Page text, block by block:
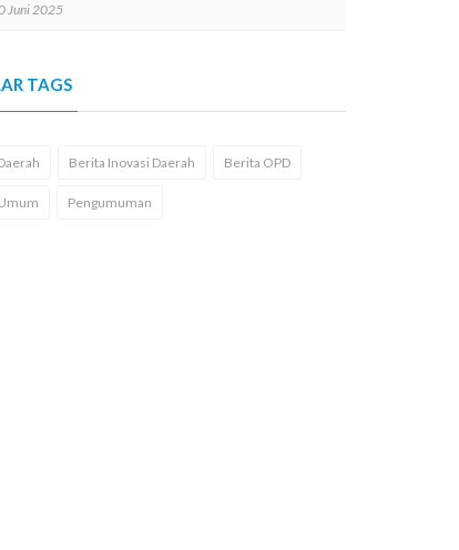
Juni 2025
TAGS
Berita Inovasi Daerah Berita OPD
Pengumuman